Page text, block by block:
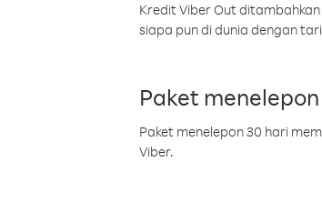
Kredit Viber Out
siapa pun di dunia dengan
Paket
Paket menelepon 30 hari
Viber.